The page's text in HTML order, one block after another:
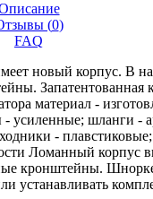
(0)
FAQ
новый корпус. В
материал -
усиленные; шланги
-
Ломанный корпус
кронштейны.